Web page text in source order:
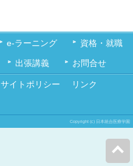
e-ラーニング 資格・就職
出張講義 お問合せ
サイトポリシー リンク
Copyright (c) 日本統合医療学園